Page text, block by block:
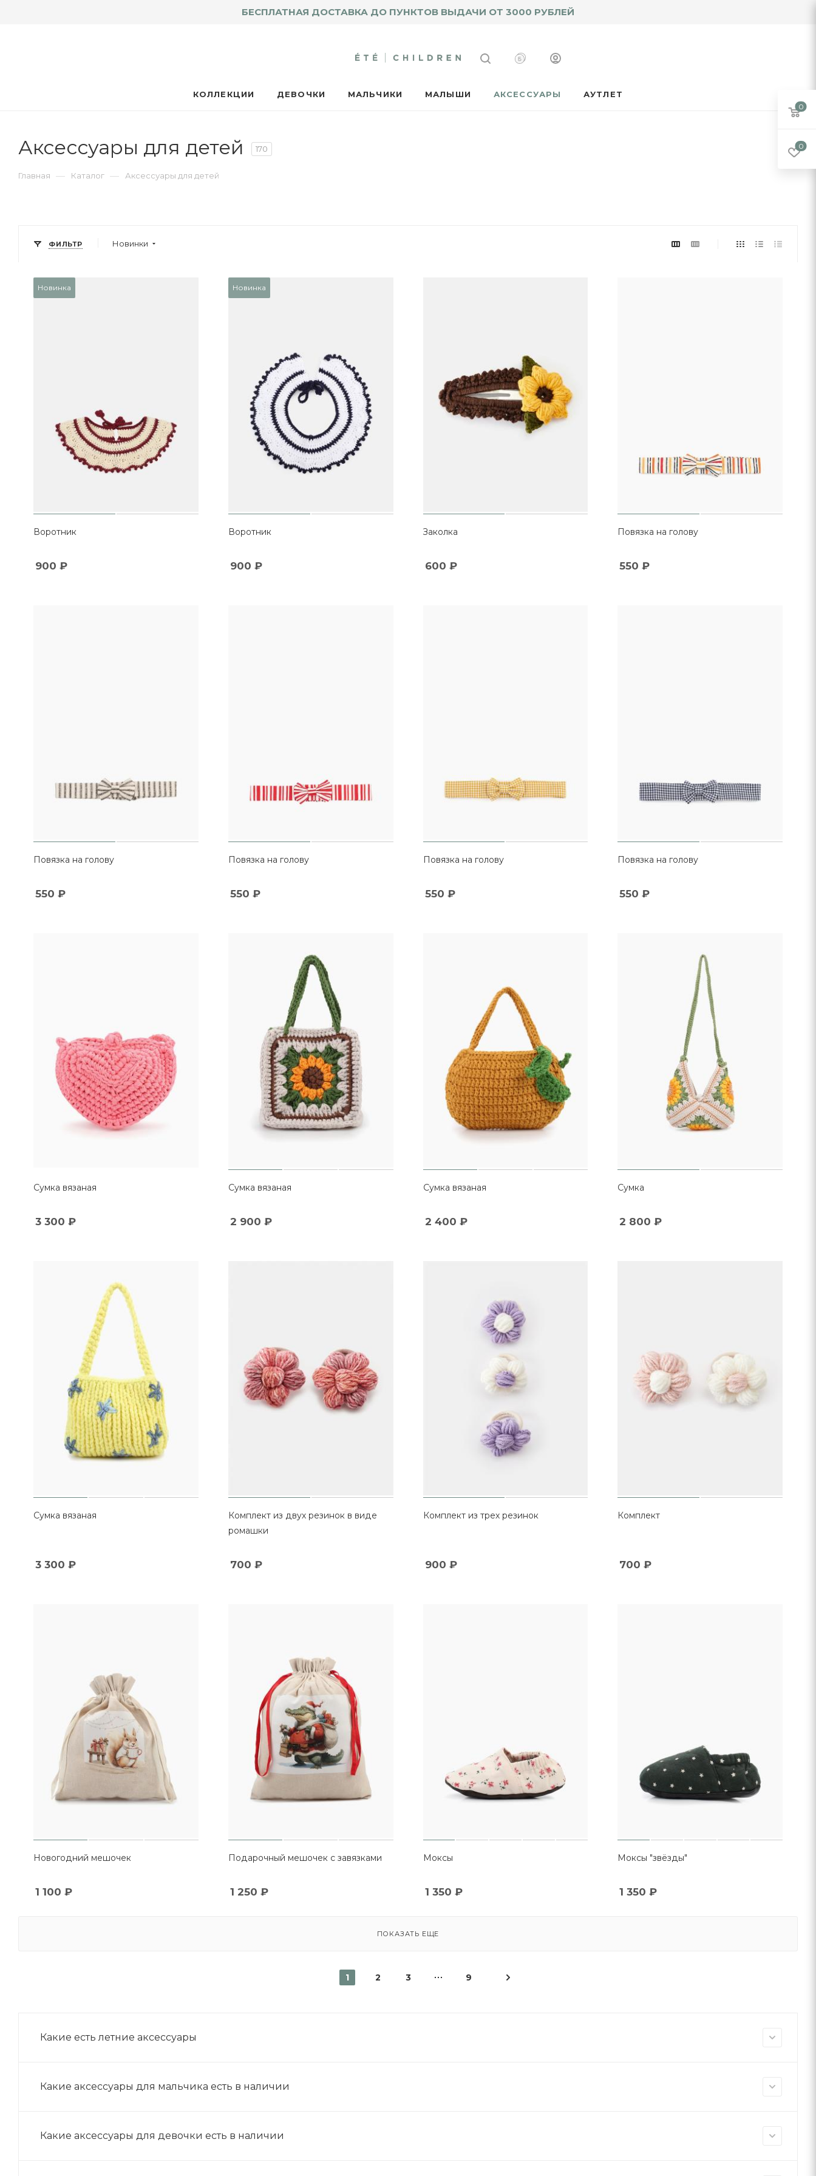
БЕСПЛАТНАЯ ДОСТАВКА ДО ПУНКТОВ ВЫДАЧИ ОТ 3000 РУБЛЕЙ
КОЛЛЕКЦИИ ДЕВОЧКИ МАЛЬЧИКИ МАЛЫШИ АКСЕССУАРЫ АУТЛЕТ
Аксессуары для детей 170
Главная — Каталог — Аксессуары для детей
ФИЛЬТР Новинки
Новинка
Воротник
900 ₽
Новинка
Воротник
900 ₽
Заколка
600 ₽
Повязка на голову
550 ₽
Повязка на голову
550 ₽
Повязка на голову
550 ₽
Повязка на голову
550 ₽
Повязка на голову
550 ₽
Сумка вязаная
3 300 ₽
Сумка вязаная
2 900 ₽
Сумка вязаная
2 400 ₽
Сумка
2 800 ₽
Сумка вязаная
3 300 ₽
Комплект из двух резинок в виде
ромашки
700 ₽
Комплект из трех резинок
900 ₽
Комплект
700 ₽
Новогодний мешочек
1 100 ₽
Подарочный мешочек с завязками
1 250 ₽
Моксы
1 350 ₽
Моксы "звёзды"
1 350 ₽
ПОКАЗАТЬ ЕЩЕ
1 2 3 9
Какие есть летние аксессуары
Какие аксессуары для мальчика есть в наличии
Какие аксессуары для девочки есть в наличии
0
0